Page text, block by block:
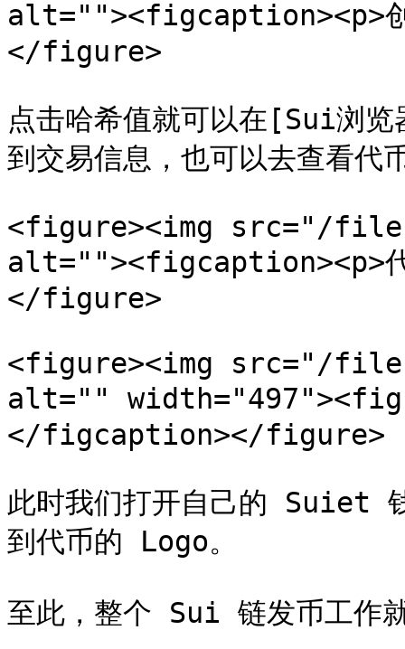
alt=""><figcaption><p>
</figure>
点击哈希值就可以在[Sui
到交易信息，也可以去查看代
<figure><img src="/files/
alt=""><figcaption><p>
</figure>
<figure><img src="/
alt=""
</figcaption></figure>
此时我们打开自己的 Suiet
到代币的 Logo。
至此，整个 Sui 链发币工作